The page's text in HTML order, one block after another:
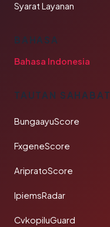
Syarat Layanan
BAHASA
Bahasa Indonesia
TAUTAN SAHABAT
BungaayuScore
FxgeneScore
AripratoScore
IpiemsRadar
CvkopiluGuard